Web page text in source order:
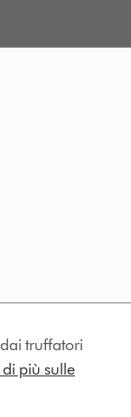
truffatori
più sulle